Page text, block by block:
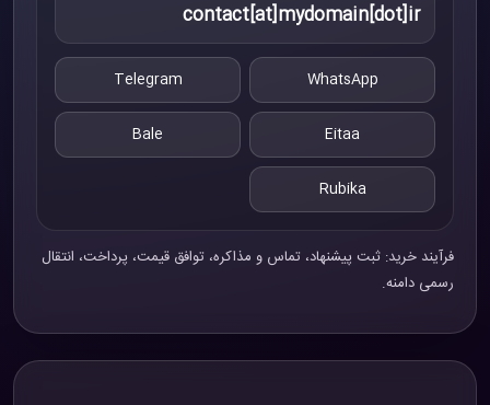
contact[at]mydomain[dot]ir
WhatsApp
Telegram
Eitaa
Bale
Rubika
فرآیند خرید: ثبت پیشنهاد، تماس و مذاکره، توافق قیمت، پرداخت، انتقال
رسمی دامنه.